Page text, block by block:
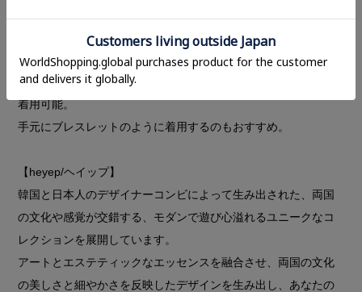
スタイリングにアクセントを加えたり、まとめ髪を印象的に仕
上げたい時に最適です。
ロングヘアのまとめ髪からボブヘアのハーフアップまで幅広く
着用可能。
手元にブレスレットのように着用するのもおすすめ。
【heyep/ヘイップ】
韓国と日本人のデザイナーコンビによって生み出された、両国
の文化や感覚が交錯する、モダンで遊び心溢れるユニークなコ
レクションを展開しています。
アートとエステティックなエッセンスを融合させ、両国の文化
の美しさと細やかさを反映したデザインを生み出し、あなたの